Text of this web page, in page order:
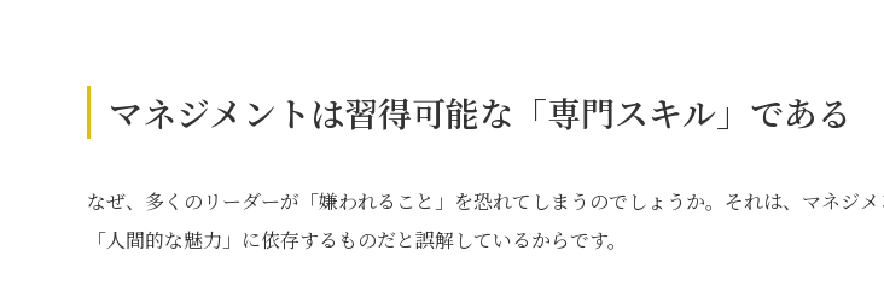
マネジメントは習得可能な「専門スキル」である
なぜ、多くのリーダーが「嫌われること」を恐れてしまうのでしょうか。それは、マネジ
「人間的な魅力」に依存するものだと誤解しているからです。